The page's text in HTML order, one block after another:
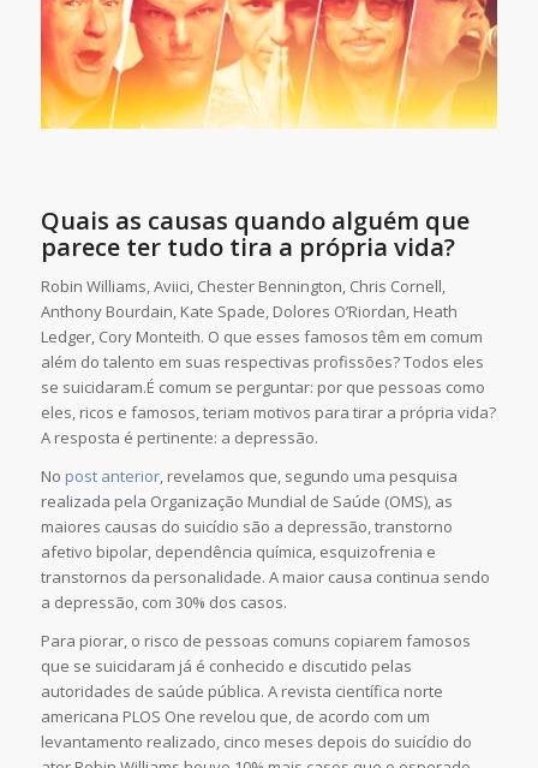
Quais as causas quando alguém que
parece ter tudo tira a própria vida?
Robin Williams, Aviici, Chester Bennington, Chris Cornell,
Anthony Bourdain, Kate Spade, Dolores O’Riordan, Heath
Ledger, Cory Monteith. O que esses famosos têm em comum
além do talento em suas respectivas profissões? Todos eles
se suicidaram.É comum se perguntar: por que pessoas como
eles, ricos e famosos, teriam motivos para tirar a própria vida?
A resposta é pertinente: a depressão.
No post anterior, revelamos que, segundo uma pesquisa
realizada pela Organização Mundial de Saúde (OMS), as
maiores causas do suicídio são a depressão, transtorno
afetivo bipolar, dependência química, esquizofrenia e
transtornos da personalidade. A maior causa continua sendo
a depressão, com 30% dos casos.
Para piorar, o risco de pessoas comuns copiarem famosos
que se suicidaram já é conhecido e discutido pelas
autoridades de saúde pública. A revista científica norte
americana PLOS One revelou que, de acordo com um
levantamento realizado, cinco meses depois do suicídio do